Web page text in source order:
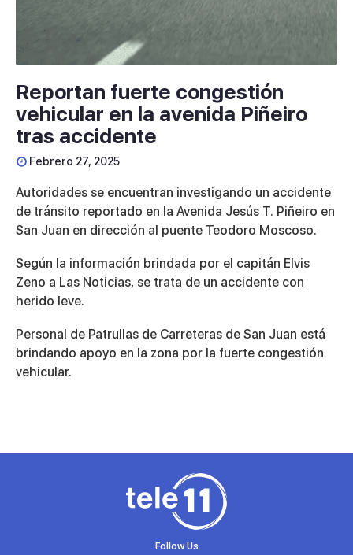
Reportan fuerte congestión
vehicular en la avenida Piñeiro
tras accidente
Febrero 27, 2025
Autoridades se encuentran investigando un accidente
de tránsito reportado en la Avenida Jesús T. Piñeiro en
San Juan en dirección al puente Teodoro Moscoso.
Según la información brindada por el capitán Elvis
Zeno a Las Noticias, se trata de un accidente con
herido leve.
Personal de Patrullas de Carreteras de San Juan está
brindando apoyo en la zona por la fuerte congestión
vehicular.
Follow Us